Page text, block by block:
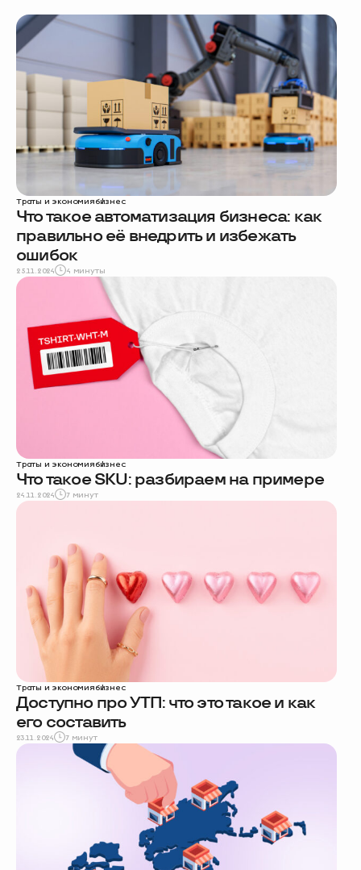
Траты и экономиябизнес
Что такое автоматизация бизнеса: как
правильно её внедрить и избежать
ошибок
25.11.2024 4 минуты
Траты и экономиябизнес
Что такое SKU: разбираем на примере
24.11.2024 7 минут
Траты и экономиябизнес
Доступно про УТП: что это такое и как
его составить
23.11.2024 7 минут